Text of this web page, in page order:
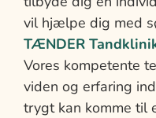
vil hjælpe dig med
TÆNDER
Vores kompetente
viden og erfaring
trygt kan komme til